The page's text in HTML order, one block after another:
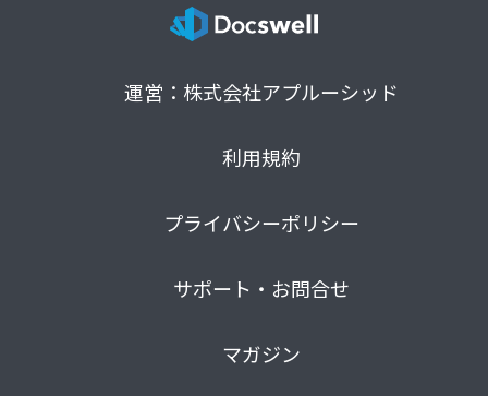
運営：株式会社アプルーシッド
利用規約
プライバシーポリシー
サポート・お問合せ
マガジン